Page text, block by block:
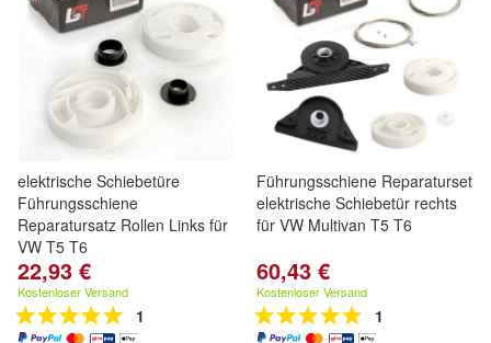
elektrische Schiebetüre
Führungsschiene
Reparatursatz Rollen Links für
VW T5 T6
22,93 €
Kostenloser Versand
1
Führungsschiene Reparaturset
elektrische Schiebetür rechts
für VW Multivan T5 T6
60,43 €
Kostenloser Versand
1